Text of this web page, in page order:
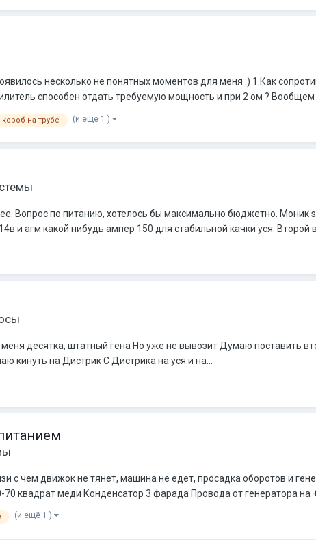
несколько не понятных моментов для меня :) 1.Как
способен отдать требуемую мощность и при 2 ом ? Вообщем
короб на трубе (и ещё 1 )
Вопрос по питанию, хотелось бы максимально бюджетно. Моник
и агм какой нибудь ампер 150 для стабильной качки уся. Второй
десятка, штатный гена Но уже не вывозит Думаю поставить
кинуть на Дистрик С Дистрика на уся и на...
с чем движок не тянет, машина не едет, просадка оборотов и
квадрат меди Конденсатор 3 фарада Провода от генератора на
(и ещё 1 )